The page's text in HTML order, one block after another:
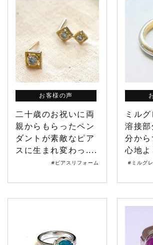
お客様の声
二十歳のお祝いに両
親からもらったペン
ダントが素敵なピア
スに生まれ変わっ....
#ピアスリフォーム
ミル
溶接
分から
心地
#ミルグ